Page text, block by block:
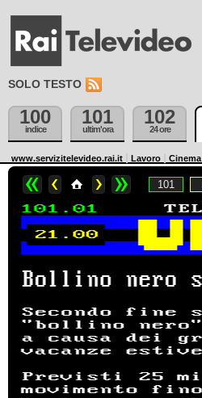
SOLO TESTO
100
indice
101
ultim'ora
102
24 ore
www.servizitelevideo.rai.it Lavoro Cinema